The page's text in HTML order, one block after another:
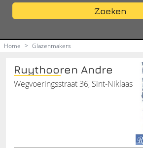
Zoeken
Home > Glazenmakers
Ruythooren Andre
Wegvoeringsstraat 36, Sint-Niklaas